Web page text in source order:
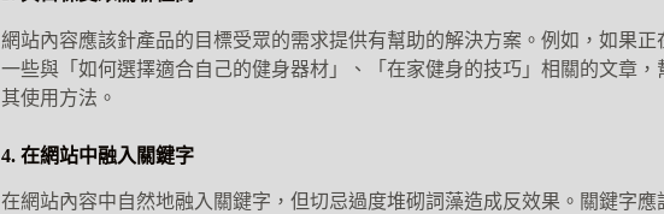
網站內容應該針產品的目標受眾的需求提供有幫助的解決方案。例如，如果
一些與「如何選擇適合自己的健身器材」、「在家健身的技巧」相關的文章
其使用方法。
4. 在網站中融入關鍵字
在網站內容中自然地融入關鍵字，但切忌過度堆砌詞藻造成反效果。關鍵字